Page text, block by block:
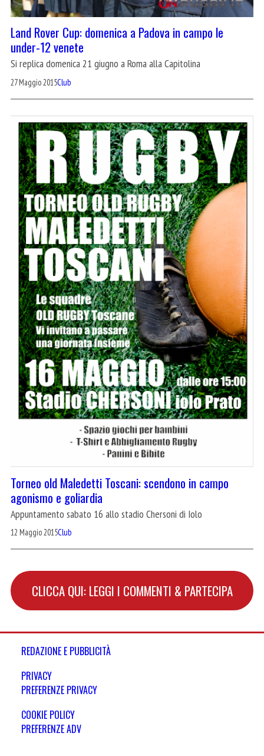
Land Rover Cup: domenica a Padova in campo le
under-12 venete
Si replica domenica 21 giugno a Roma alla Capitolina
27 Maggio 2015Club
Torneo old Maledetti Toscani: scendono in campo
agonismo e goliardia
Appuntamento sabato 16 allo stadio Chersoni di Iolo
12 Maggio 2015Club
CLICCA QUI: LEGGI I COMMENTI & PARTECIPA
REDAZIONE E PUBBLICITÀ
PRIVACY
PREFERENZE PRIVACY
COOKIE POLICY
PREFERENZE ADV